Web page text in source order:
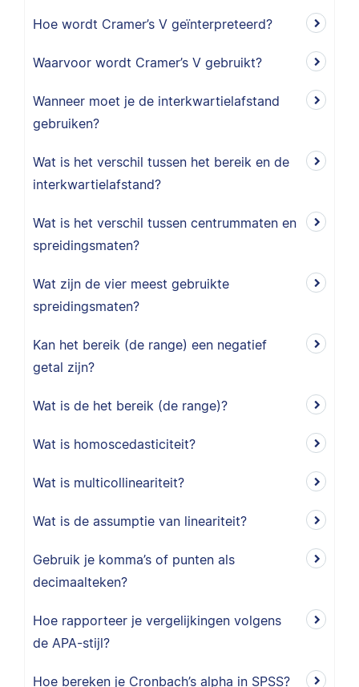
Hoe wordt Cramer’s V geïnterpreteerd?
Waarvoor wordt Cramer’s V gebruikt?
Wanneer moet je de interkwartielafstand
gebruiken?
Wat is het verschil tussen het bereik en de
interkwartielafstand?
Wat is het verschil tussen centrummaten en
spreidingsmaten?
Wat zijn de vier meest gebruikte
spreidingsmaten?
Kan het bereik (de range) een negatief
getal zijn?
Wat is de het bereik (de range)?
Wat is homoscedasticiteit?
Wat is multicollineariteit?
Wat is de assumptie van lineariteit?
Gebruik je komma’s of punten als
decimaalteken?
Hoe rapporteer je vergelijkingen volgens
de APA-stijl?
Hoe bereken je Cronbach’s alpha in SPSS?